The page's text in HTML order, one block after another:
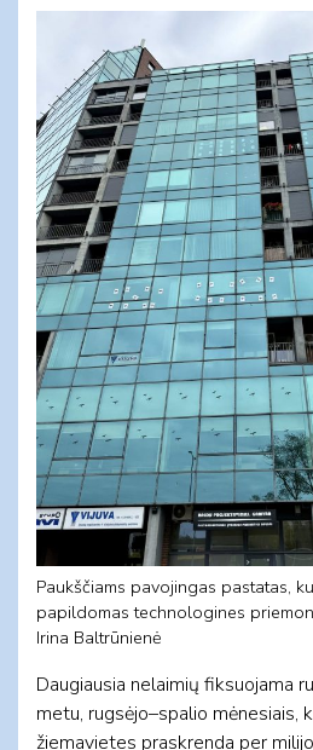
Paukščiams pavojingas pastatas,
papildomas technologines
Irina Baltrūnienė
Daugiausia nelaimių fiksuojama
metu, rugsėjo–spalio mėnesiais,
žiemavietes praskrenda per